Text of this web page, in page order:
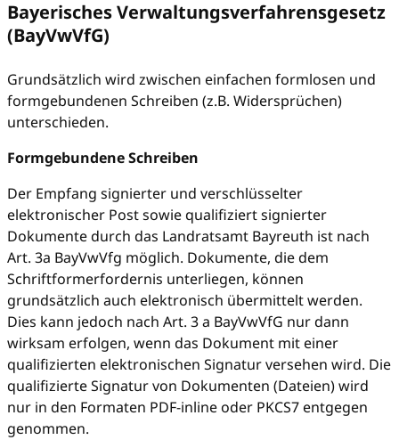
Bayerisches Verwaltungsverfahrensgesetz
(BayVwVfG)
Grundsätzlich wird zwischen einfachen formlosen und
formgebundenen Schreiben (z.B. Widersprüchen)
unterschieden.
Formgebundene Schreiben
Der Empfang signierter und verschlüsselter
elektronischer Post sowie qualifiziert signierter
Dokumente durch das Landratsamt Bayreuth ist nach
Art. 3a BayVwVfg möglich. Dokumente, die dem
Schriftformerfordernis unterliegen, können
grundsätzlich auch elektronisch übermittelt werden.
Dies kann jedoch nach Art. 3 a BayVwVfG nur dann
wirksam erfolgen, wenn das Dokument mit einer
qualifizierten elektronischen Signatur versehen wird. Die
qualifizierte Signatur von Dokumenten (Dateien) wird
nur in den Formaten PDF-inline oder PKCS7 entgegen
genommen.